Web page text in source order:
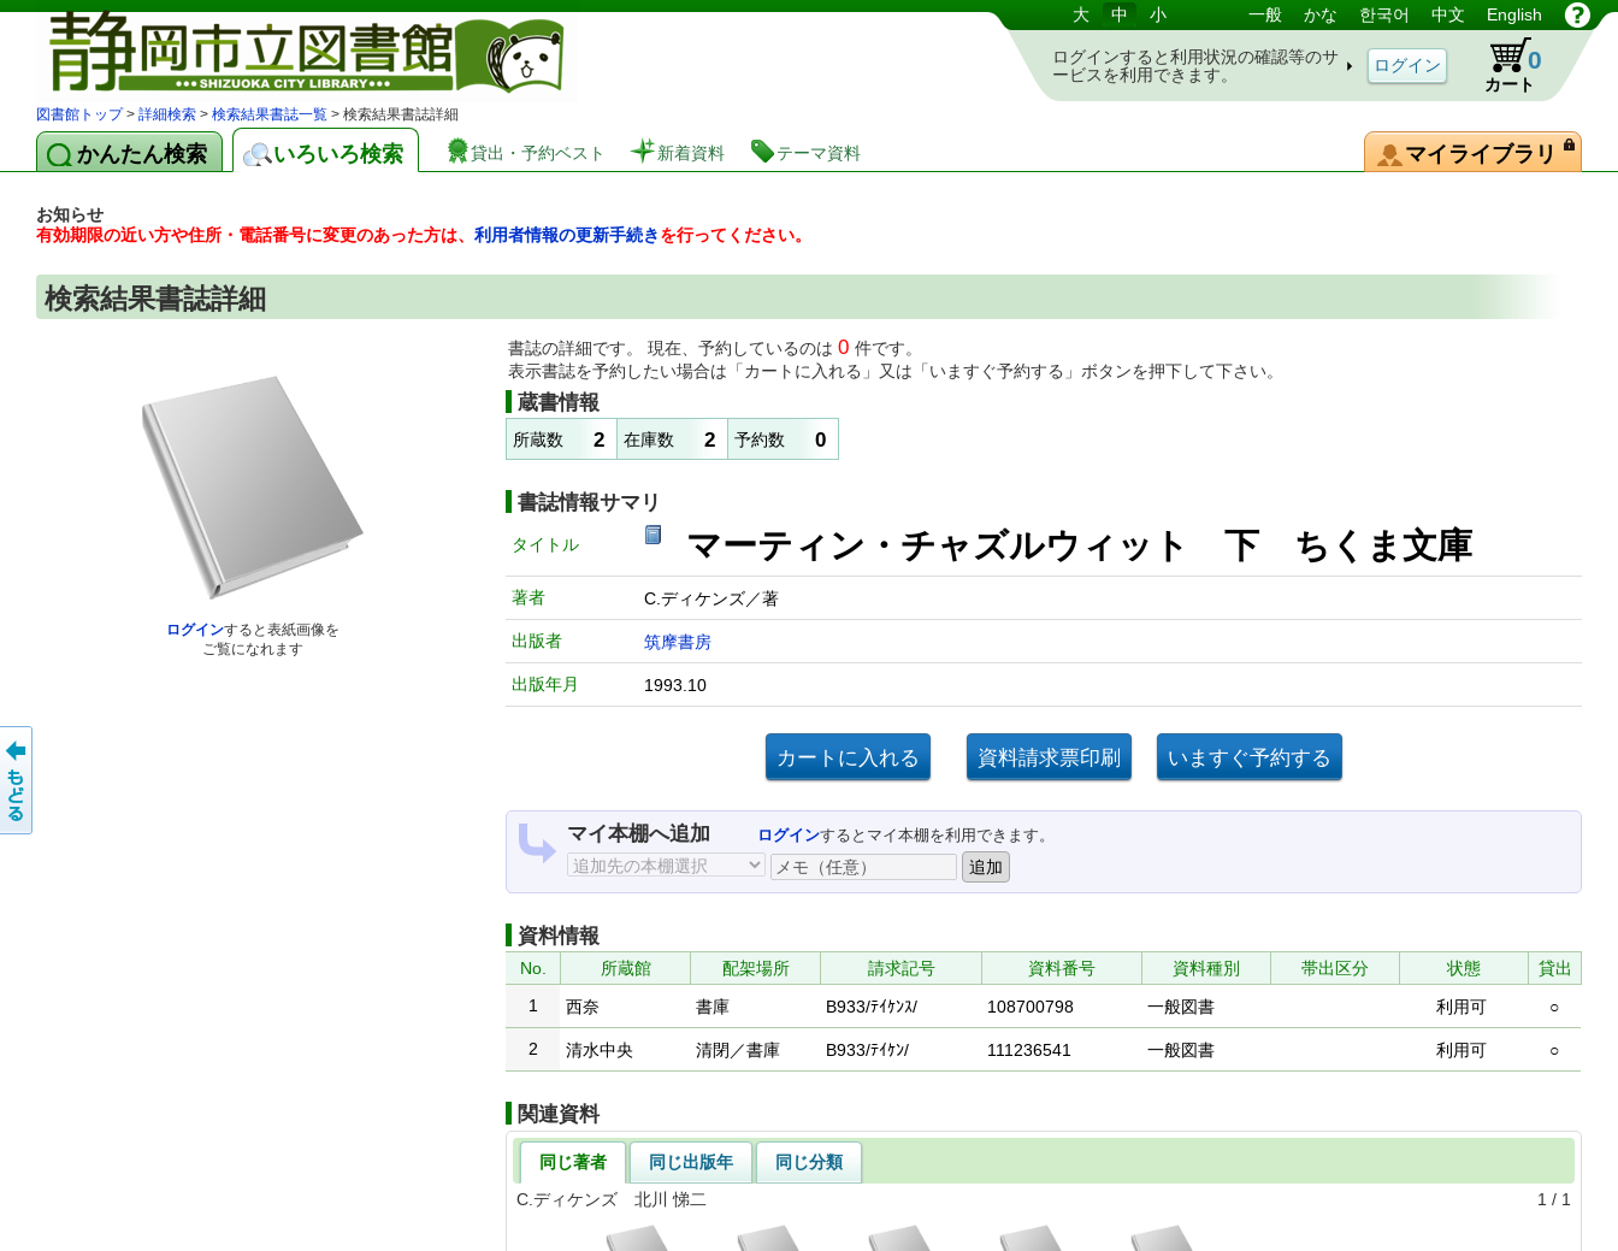
図書館 蔵書検索・予約システム 大 中 小 一般 かな 한국어 中文 English
ログインすると利用状況の確認等のサ
ービスを利用できます。
カート
0
図書館トップ> 詳細検索 > 検索結果書誌一覧 > 検索結果書誌詳細
かんたん検索 いろいろ検索 貸出・予約ベスト 新着資料 テーマ資料 マイライブラリ
お知らせ
有効期限の近い方や住所・電話番号に変更のあった方は、 利用者情報の更新手続きを行ってください。
検索結果書誌詳細
ログインすると表紙画像を
ご覧になれます
書誌の詳細です。 現在、予約しているのは 0 件です。
表示書誌を予約したい場合は「カートに入れる」又は「いますぐ予約する」ボタンを押下して下さい。
蔵書情報
所蔵数 2 在庫数 2 予約数 0
書誌情報サマリ
タイトル マーティン・チャズルウィット 下 ちくま文庫
著者 C.ディケンズ／著
出版者 筑摩書房
出版年月 1993.10
マイ本棚へ追加 ログインするとマイ本棚を利用できます。
資料情報
No. 所蔵館 配架場所 請求記号 資料番号 資料種別 帯出区分 状態
貸出
1
西奈 書庫 B933/ﾃｲｹﾝｽ/ 108700798 一般図書 利用可 ○
2 清水中央 清閉／書庫 B933/ﾃｲｹﾝ/ 111236541 一般図書 利用可 ○
関連資料
同じ著者 同じ出版年
同じ分類
C.ディケンズ 北川 悌二
1 / 1